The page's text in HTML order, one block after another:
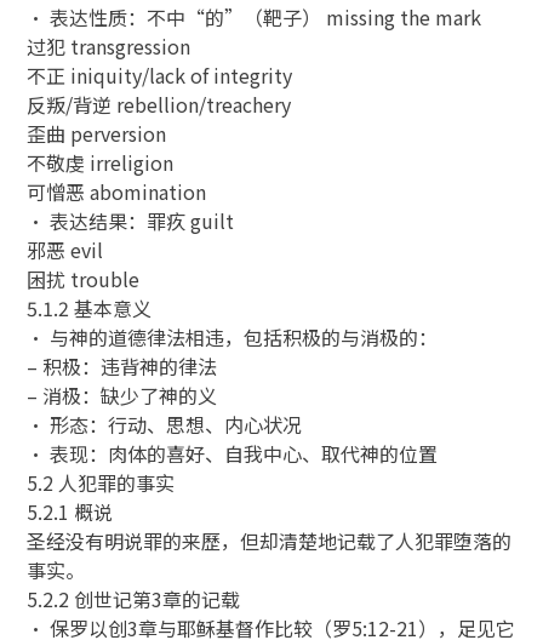
• 表达性质：不中“的”（靶子） missing the mark
过犯 transgression
不正 iniquity/lack of integrity
反叛/背逆 rebellion/treachery
歪曲 perversion
不敬虔 irreligion
可憎恶 abomination
• 表达结果：罪疚 guilt
邪恶 evil
困扰 trouble
5.1.2 基本意义
• 与神的道德律法相违，包括积极的与消极的：
– 积极：违背神的律法
– 消极：缺少了神的义
• 形态：行动、思想、内心状况
• 表现：肉体的喜好、自我中心、取代神的位置
5.2 人犯罪的事实
5.2.1 概说
圣经没有明说罪的来歷，但却清楚地记载了人犯罪堕落的
事实。
5.2.2 创世记第3章的记载
• 保罗以创3章与耶稣基督作比较（罗5:12-21），足见它